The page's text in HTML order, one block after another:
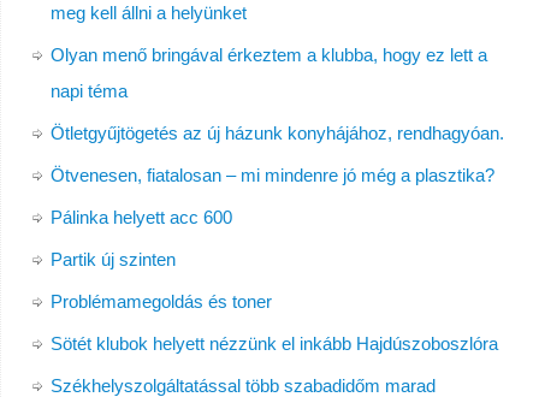
meg kell állni a helyünket
Olyan menő bringával érkeztem a klubba, hogy ez lett a
napi téma
Ötletgyűjtögetés az új házunk konyhájához, rendhagyóan.
Ötvenesen, fiatalosan – mi mindenre jó még a plasztika?
Pálinka helyett acc 600
Partik új szinten
Problémamegoldás és toner
Sötét klubok helyett nézzünk el inkább Hajdúszoboszlóra
Székhelyszolgáltatással több szabadidőm marad